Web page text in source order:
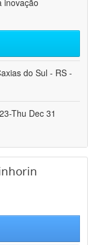
inovação
do Sul - RS -
Thu Dec 31